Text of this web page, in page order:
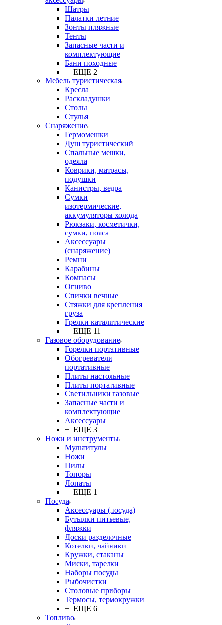
Шатры
Палатки летние
Зонты пляжные
Тенты
Запасные части и
комплектующие
Бани походные
+ ЕЩЕ 2
Мебель туристическая
Кресла
Раскладушки
Столы
Стулья
Снаряжение
Гермомешки
Душ туристический
Спальные мешки,
одеяла
Коврики, матрасы,
подушки
Канистры, ведра
Сумки
изотермические,
аккумуляторы холода
Рюкзаки, косметички,
сумки, пояса
Аксессуары
(снаряжение)
Ремни
Карабины
Компасы
Огниво
Спички вечные
Стяжки для крепления
груза
Грелки каталитические
+ ЕЩЕ 11
Газовое оборудование
Горелки портативные
Обогреватели
портативные
Плиты настольные
Плиты портативные
Светильники газовые
Запасные части и
комплектующие
Аксессуары
+ ЕЩЕ 3
Ножи и инструменты
Мультитулы
Ножи
Пилы
Топоры
Лопаты
+ ЕЩЕ 1
Посуда
Аксессуары (посуда)
Бутылки питьевые,
фляжки
Доски разделочные
Котелки, чайники
Кружки, стаканы
Миски, тарелки
Наборы посуды
Рыбочистки
Столовые приборы
Термосы, термокружки
+ ЕЩЕ 6
Топливо